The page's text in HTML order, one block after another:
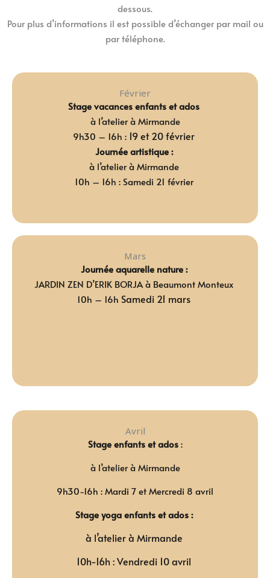
dessous.
Pour plus d’informations il est possible d’échanger par mail ou
par téléphone.
Février
Stage vacances enfants et ados
à l’atelier à Mirmande
9h30 – 16h : 19 et 20 février
Journée artistique :
à l’atelier à Mirmande
10h – 16h : Samedi 21 février
Mars
Journée aquarelle nature :
JARDIN ZEN D’ERIK BORJA à Beaumont Monteux
10h – 16h Samedi 21 mars
Avril
Stage enfants et ados:
à l’atelier à Mirmande
9h30-16h : Mardi 7 et Mercredi 8 avril
Stage yoga enfants et ados :
à l’atelier à Mirmande
10h-16h :Vendredi 10 avril